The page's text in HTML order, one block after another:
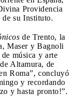
Providencia
de su Instituto.
de Trento, la
Maser y Bagnoli
música y arte
Altamura, de
Roma”, concluyó
y recordando
y hasta pronto!”.